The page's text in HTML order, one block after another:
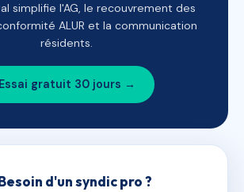
simplifie l'AG, le recouvrement des
ALUR et la communication
résidents.
Essai gratuit 30 jours →
d'un syndic pro ?